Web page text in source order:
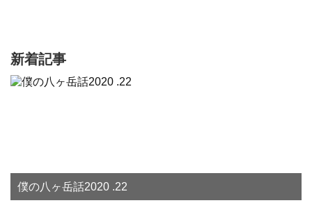
新着記事
僕の八ヶ岳話2020 .22